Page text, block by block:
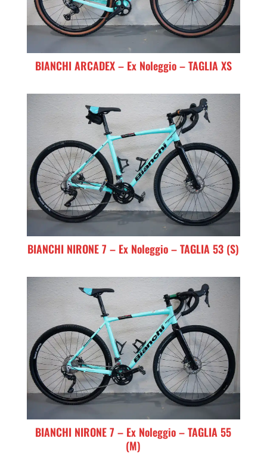
BIANCHI ARCADEX – Ex Noleggio – TAGLIA XS
BIANCHI NIRONE 7 – Ex Noleggio – TAGLIA 53 (S)
BIANCHI NIRONE 7 – Ex Noleggio – TAGLIA 55
(M)